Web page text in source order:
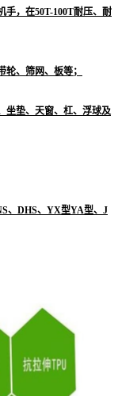
手，在50T-100T耐压、耐
、筛网、板等；
坐垫、天窗、杠、浮球及
、DHS、YX型YA型、J